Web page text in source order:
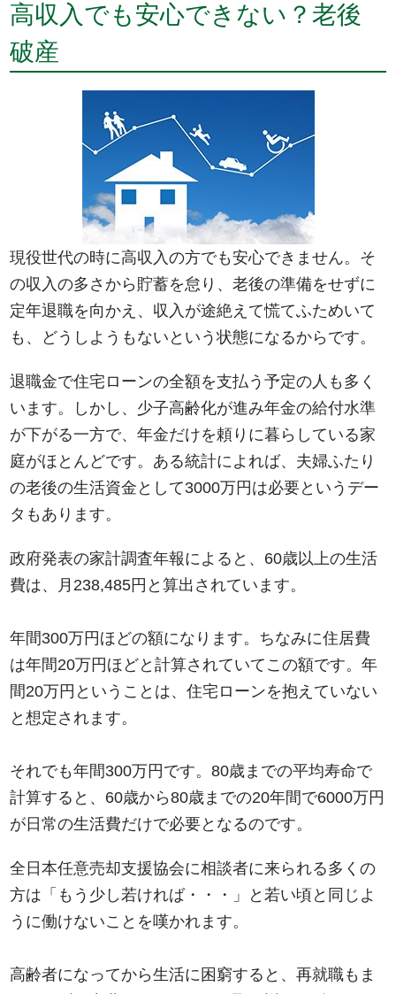
高収入でも安心できない？老後
破産
現役世代の時に高収入の方でも安心できません。そ
の収入の多さから貯蓄を怠り、老後の準備をせずに
定年退職を向かえ、収入が途絶えて慌てふためいて
も、どうしようもないという状態になるからです。
退職金で住宅ローンの全額を支払う予定の人も多く
います。しかし、少子高齢化が進み年金の給付水準
が下がる一方で、年金だけを頼りに暮らしている家
庭がほとんどです。ある統計によれば、 夫婦ふたり
の老後の生活資金として3000万円は必要というデー
タもあります。
政府発表の家計調査年報によると、60歳以上の生活
費は、月238,485円と算出されています。
年間300万円ほどの額になります。ちなみに住居費
は年間20万円ほどと計算されていてこの額です。年
間20万円ということは、住宅ローンを抱えていない
と想定されます。
それでも年間300万円です。80歳までの平均寿命で
計算すると、60歳から80歳までの20年間で6000万円
が日常の生活費だけで必要となるのです。
全日本任意売却支援協会に相談者に来られる多くの
方は「もう少し若ければ・・・」と若い頃と同じよ
うに働けないことを嘆かれます。
高齢者になってから生活に困窮すると、再就職もま